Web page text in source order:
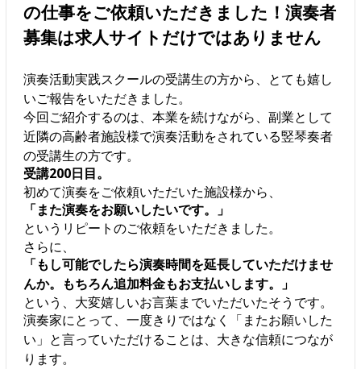
の仕事をご依頼いただきました！演奏者
募集は求人サイトだけではありません
演奏活動実践スクールの受講生の方から、とても嬉し
いご報告をいただきました。
今回ご紹介するのは、本業を続けながら、副業として
近隣の高齢者施設様で演奏活動をされている竪琴奏者
の受講生の方です。
受講200日目。
初めて演奏をご依頼いただいた施設様から、
「また演奏をお願いしたいです。」
というリピートのご依頼をいただきました。
さらに、
「もし可能でしたら演奏時間を延長していただけませ
んか。もちろん追加料金もお支払いします。」
という、大変嬉しいお言葉までいただいたそうです。
演奏家にとって、一度きりではなく「またお願いした
い」と言っていただけることは、大きな信頼につなが
ります。